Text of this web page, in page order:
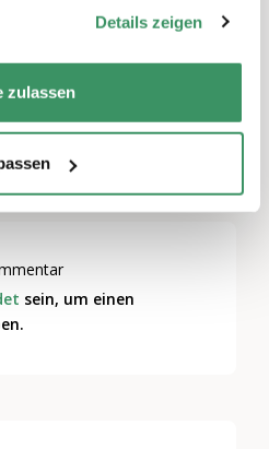
Details zeigen
zulassen
Daten findest du in
www.wildAway.ch
sein, um einen